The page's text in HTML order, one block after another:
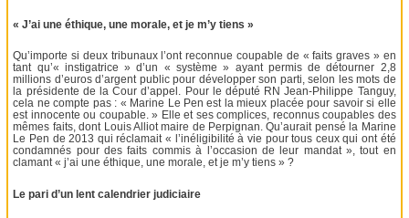
« J’ai une éthique, une morale, et je m’y tiens »
Qu’importe si deux tribunaux l’ont reconnue coupable de « faits graves » en
tant qu’« instigatrice » d’un « système » ayant permis de détourner 2,8
millions d’euros d’argent public pour développer son parti, selon les mots de
la présidente de la Cour d’appel. Pour le député RN Jean-Philippe Tanguy,
cela ne compte pas : « Marine Le Pen est la mieux placée pour savoir si elle
est innocente ou coupable. » Elle et ses complices, reconnus coupables des
mêmes faits, dont Louis Alliot maire de Perpignan. Qu’aurait pensé la Marine
Le Pen de 2013 qui réclamait « l’inéligibilité à vie pour tous ceux qui ont été
condamnés pour des faits commis à l’occasion de leur mandat », tout en
clamant « j’ai une éthique, une morale, et je m’y tiens » ?
Le pari d’un lent calendrier judiciaire